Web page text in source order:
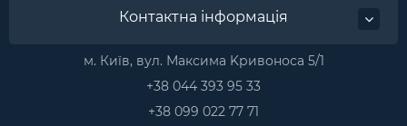
Контактна інформація
м. Київ, вул. Максима Kривоноса 5/1
+38 044 393 95 33
+38 099 022 77 71